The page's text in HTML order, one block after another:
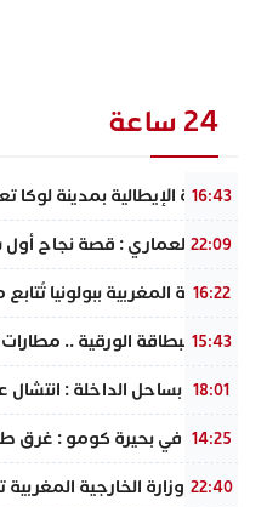
24 ساعة
16:43
الشرطة الإيطالية بمدينة لوكا
22:09
ياسين العماري : قصة نجاح أول
16:22
القنصلية المغربية ببولونيا
15:43
وداعًا للبطاقة الورقية ..
18:01
​فاجعة بساحل الداخلة :
14:25
فاجعة في بحيرة كومو : غرق
22:40
عاجل : وزارة الخارجية